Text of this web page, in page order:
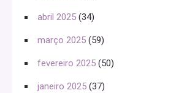
abril 2025 (34)
março 2025 (59)
fevereiro 2025 (50)
janeiro 2025 (37)